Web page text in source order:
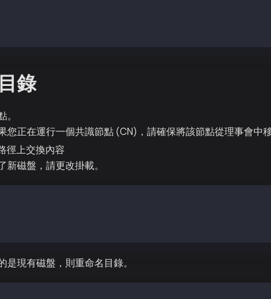
錄
您正在運行一個共識節點 (CN)，請確保將該節點從理事會中
徑上交換內容
新磁盤，請更改掛載。
是現有磁盤，則重命名目錄。